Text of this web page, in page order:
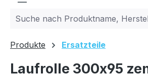
Produkte Ersatzteile
Laufrolle 300x95